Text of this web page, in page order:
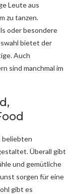
Leute aus
zu tanzen.
oder besondere
bietet der
Auch
sind manchmal im
beliebten
Überall gibt
und gemütliche
sorgen für eine
gibt es